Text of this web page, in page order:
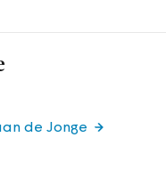
de Jonge